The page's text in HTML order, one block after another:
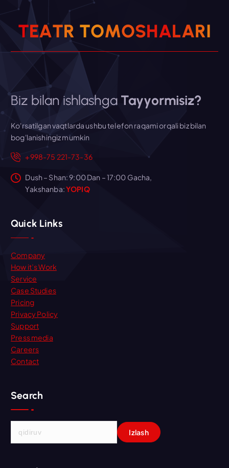
TEATR TOMOSHALARI
Biz bilan ishlashgaTayyormisiz?
Ko'rsatilgan vaqtlarda ushbu telefon raqami orqali biz bilan
bog'lanishingiz mumkin
+998-75 221-73-36
Dush – Shan: 9:00 Dan – 17:00 Gacha,
Yakshanba:YOPIQ
Quick Links
Company
How it’s Work
Service
Case Studies
Pricing
Privacy Policy
Support
Press media
Careers
Contact
Search